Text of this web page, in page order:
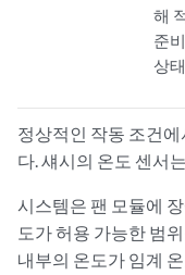
해
준
상
정상적인 작동 조건
다. 섀시의 온도 센서
시스템은 팬 모듈에
도가 허용 가능한 범
내부의 온도가 임계